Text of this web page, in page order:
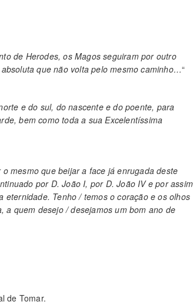
de Herodes, os Magos seguiram por outro
que não volta pelo mesmo caminho…“
e do sul, do nascente e do poente, para
bem como toda a sua Excelentíssima
mesmo que beijar a face já enrugada deste
por D. João I, por D. João IV e por assim
eternidade. Tenho / temos o coração e os olhos
a quem desejo / desejamos um bom ano de
de Tomar.